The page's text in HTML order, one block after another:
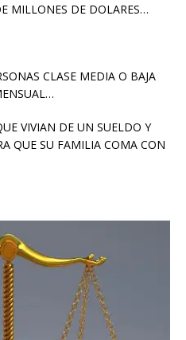
MILLONES DE DOLARES…
CLASE MEDIA O BAJA
VIVIAN DE UN SUELDO Y
QUE SU FAMILIA COMA CON